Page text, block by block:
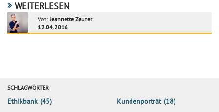
WEITERLESEN
Von:Jeannette Zeuner
12.04.2016
SCHLAGWÖRTER
Ethikbank (45) Kundenporträt (18)